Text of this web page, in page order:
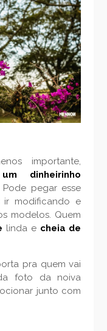
importante,
dinheirinho
pegar esse
modificando e
modelos. Quem
linda e cheia de
pra quem vai
foto da noiva
junto com